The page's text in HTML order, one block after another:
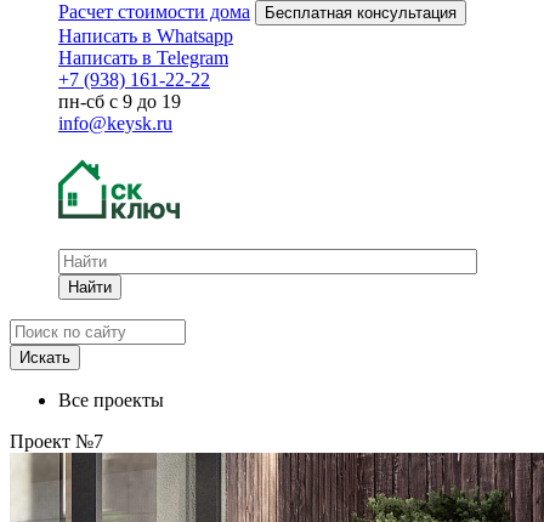
Расчет стоимости дома
Бесплатная консультация
Написать в Whatsapp
Написать в Telegram
+7 (938) 161-22-22
пн-сб с 9 до 19
info@keysk.ru
Найти
Все проекты
Проект №7